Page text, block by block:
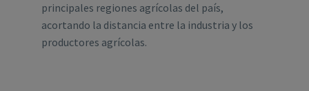
principales regiones agrícolas del país,
acortando la distancia entre la industria y los
productores agrícolas.